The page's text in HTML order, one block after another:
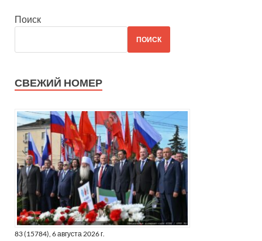
Поиск
ПОИСК
СВЕЖИЙ НОМЕР
83 (15784), 6 августа 2026 г.